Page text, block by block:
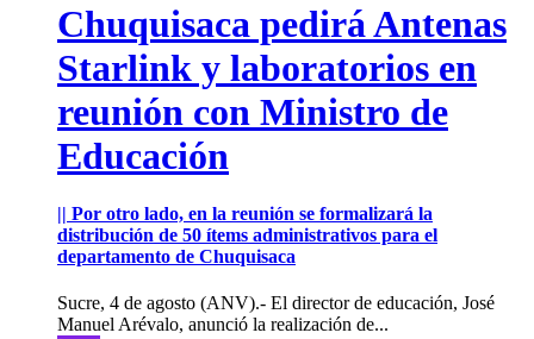
Chuquisaca pedirá Antenas
Starlink y laboratorios en
reunión con Ministro de
Educación
|| Por otro lado, en la reunión se formalizará la
distribución de 50 ítems administrativos para el
departamento de Chuquisaca
Sucre, 4 de agosto (ANV).- El director de educación, José
Manuel Arévalo, anunció la realización de...